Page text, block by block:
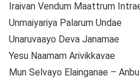
Iraivan Vendum Maattrum
Unmaiyariya Palarum Undae
Unaruvaayo Deva Janamae
Yesu Naamam Arivikkavae
Mun Selvayo Elainganae –